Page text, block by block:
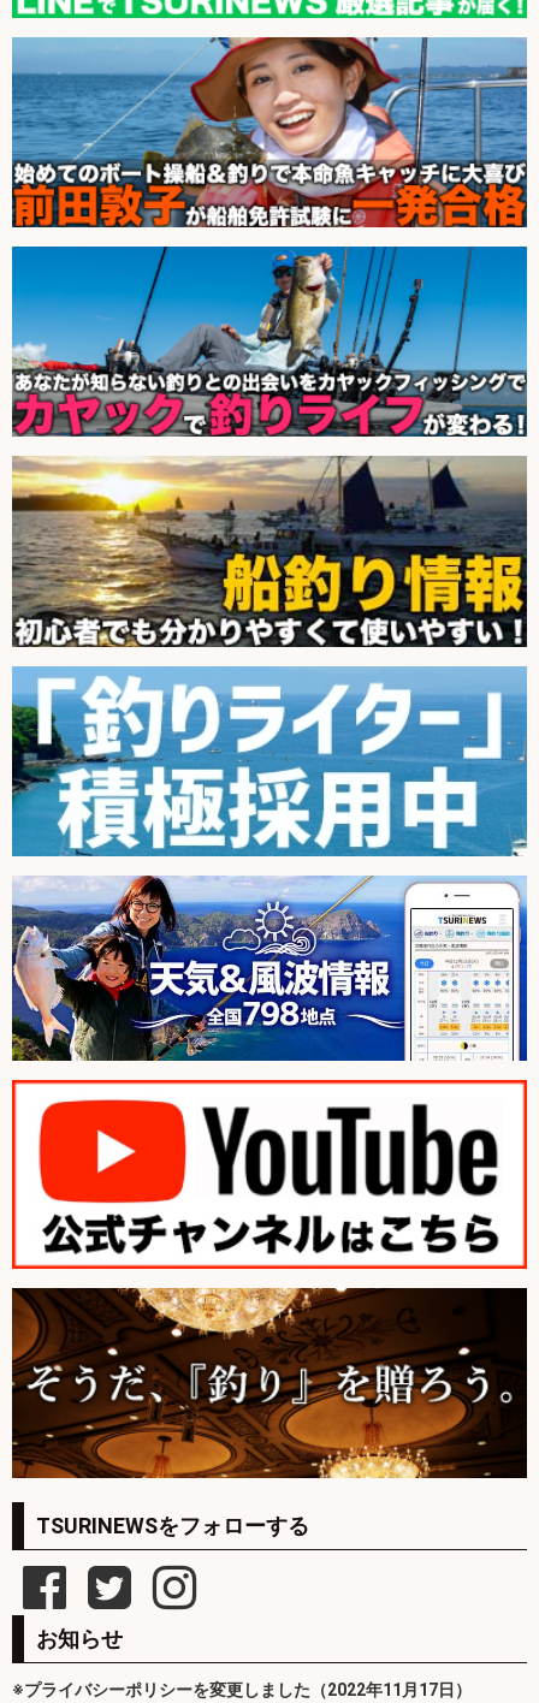
TSURINEWSをフォローする
お知らせ
※プライバシーポリシーを変更しました（2022年11月17日）